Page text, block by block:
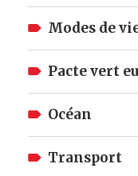
Modes de
Pacte vert
Océan
Transport